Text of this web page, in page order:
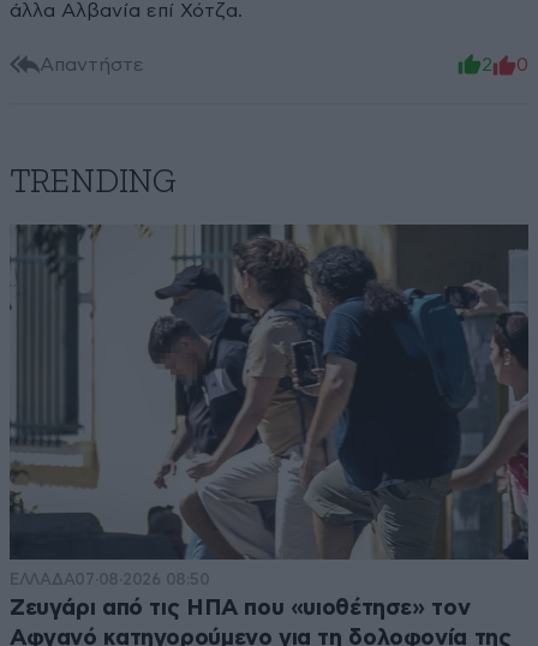
άλλα Αλβανία επί Χότζα.
Απαντήστε 2 0
TRENDING
ΕΛΛΑΔΑ07·08·2026 08:50
Ζευγάρι από τις ΗΠΑ που «υιοθέτησε» τον
Αφγανό κατηγορούμενο για τη δολοφονία της